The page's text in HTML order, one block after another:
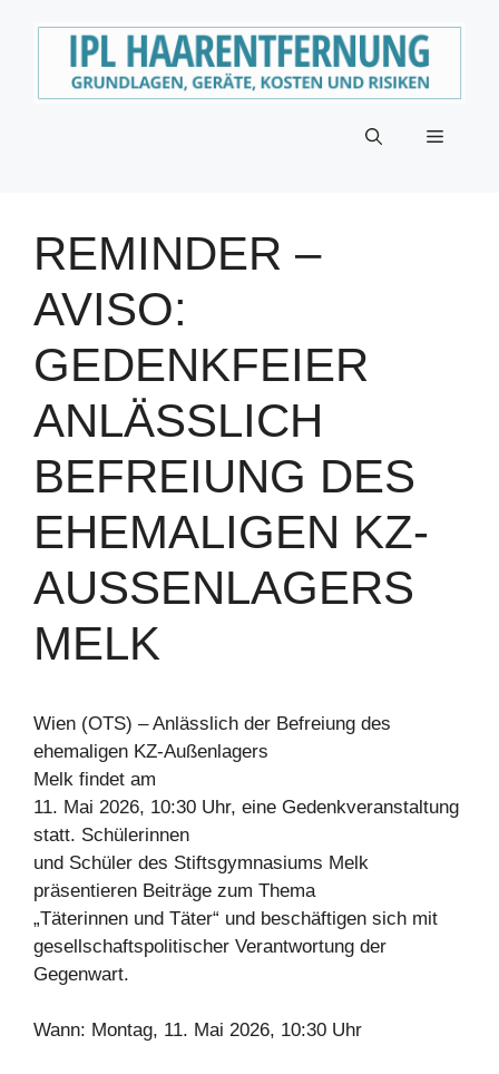
Menü
REMINDER –
AVISO:
GEDENKFEIER
ANLÄSSLICH
BEFREIUNG DES
EHEMALIGEN KZ-
AUSSENLAGERS M
ELK
Wien (OTS) – Anlässlich der Befreiung des
ehemaligen KZ-Außenlagers
Melk findet am
11. Mai 2026, 10:30 Uhr, eine Gedenkveranstaltung
statt. Schülerinnen
und Schüler des Stiftsgymnasiums Melk
präsentieren Beiträge zum Thema
„Täterinnen und Täter“ und beschäftigen sich mit
gesellschaftspolitischer Verantwortung der
Gegenwart.
Wann: Montag, 11. Mai 2026, 10:30 Uhr